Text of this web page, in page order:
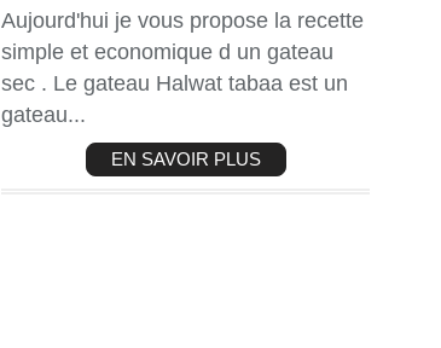
Aujourd'hui je vous propose la recette
simple et economique d un gateau
sec . Le gateau Halwat tabaa est un
gateau...
EN SAVOIR PLUS